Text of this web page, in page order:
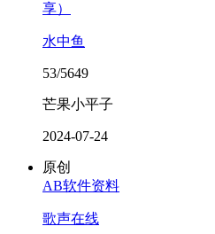
享）
水中鱼
53/5649
芒果小平子
2024-07-24
原创
AB软件资料
歌声在线